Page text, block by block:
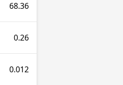
68.36
0.26
0.012